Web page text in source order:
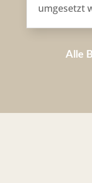
umgesetzt
Alle